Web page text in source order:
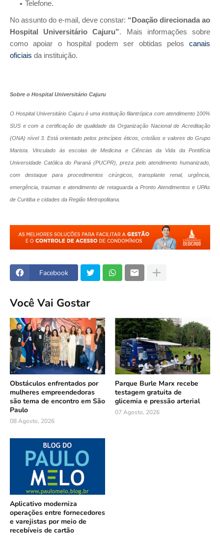
Telefone.
No assunto do e-mail, deve constar: “Doação direcionada ao
Hospital Universitário Cajuru”. Mais informações sobre
como apoiar o hospital podem ser obtidas pelos canais
oficiais da instituição.
Sobre o Hospital Universitário Cajuru
O Hospital Universitário Cajuru é uma instituição filantrópica com atendimento 100%
SUS e com a certificação de qualidade da Organização Nacional de Acreditação
(ONA) nível 3. Está orientado pelos princípios éticos, cristãos e valores do Grupo
Marista. Vinculado às escolas de Medicina e Ciências da Vida da Pontifícia
Universidade Católica do Paraná (PUCPR), preza pelo atendimento humanizado,
com destaque para procedimentos cirúrgicos, transplante renal, urgência,
emergência, traumas e atendimento de retaguarda a Pronto Atendimentos e UPAs
de Curitiba e cidades da Região Metropolitana.
Facebook
Você Vai Gostar
Obstáculos enfrentados por
mulheres empreendedoras
são tema de encontro em São
Paulo
08 Agosto, 2026
Parque Burle Marx recebe
testagem gratuita de
glicemia e pressão arterial
07 Agosto, 2026
Aplicativo moderniza
operações entre fornecedores
e varejistas por meio de
recebíveis de cartão